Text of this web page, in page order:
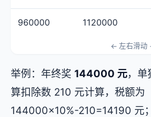
960000 1120000
举例：年终奖 144000 元，
算扣除数 210 元计算，税额为
144000×10%-210=14190 元